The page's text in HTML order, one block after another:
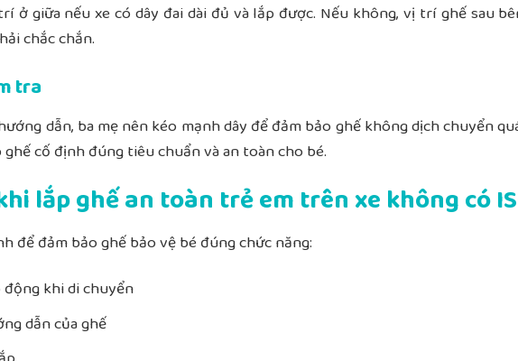
ở giữa nếu xe có dây đai dài đủ và lắp được. Nếu không, vị trí ghế sau
chắc chắn.
tra
dẫn, ba mẹ nên kéo mạnh dây để đảm bảo ghế không dịch chuyển
cố định đúng tiêu chuẩn và an toàn cho bé.
lắp ghế an toàn trẻ em trên xe không có
để đảm bảo ghế bảo vệ bé đúng chức năng:
khi di chuyển
dẫn của ghế